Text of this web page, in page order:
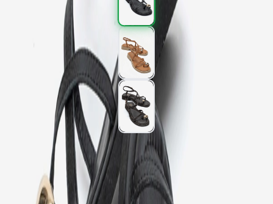
38 39 40
SEPETE EKLE